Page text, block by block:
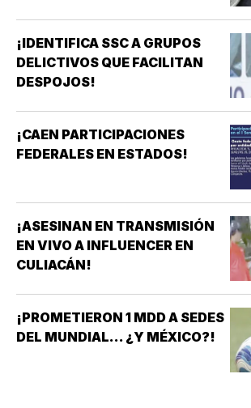
¡IDENTIFICA SSC A GRUPOS
DELICTIVOS QUE FACILITAN
DESPOJOS!
¡CAEN PARTICIPACIONES
FEDERALES EN ESTADOS!
¡ASESINAN EN TRANSMISIÓN
EN VIVO A INFLUENCER EN
CULIACÁN!
¡PROMETIERON 1 MDD A SEDES
DEL MUNDIAL... ¿Y MÉXICO?!